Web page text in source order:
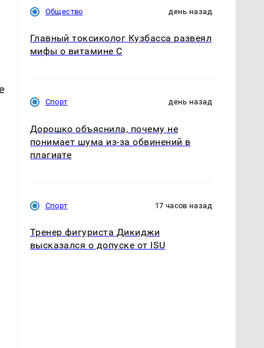
Общество день назад
Главный токсиколог Кузбасса развеял
мифы о витамине С
Спорт день назад
Дорошко объяснила, почему не
понимает шума из-за обвинений в
плагиате
Спорт 17 часов назад
Тренер фигуриста Дикиджи
высказался о допуске от ISU